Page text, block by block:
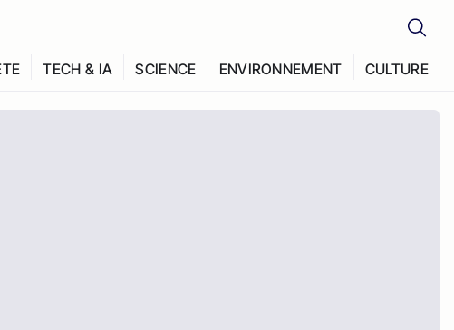
TECH & IA SCIENCE ENVIRONNEMENT CULTURE